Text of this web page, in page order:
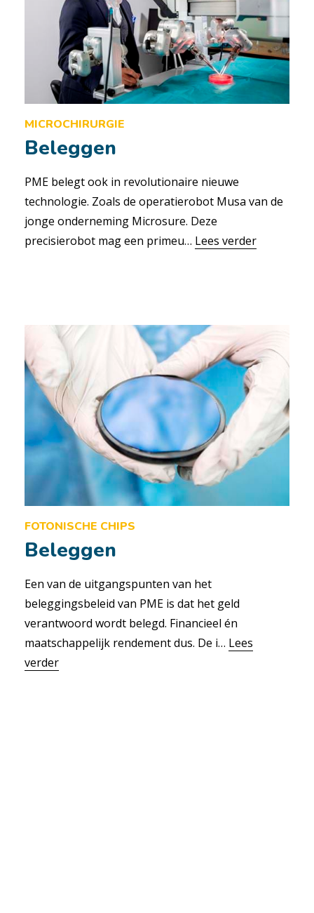
MICROCHIRURGIE
Beleggen
PME belegt ook in revolutionaire nieuwe
technologie. Zoals de operatierobot Musa van de
jonge onderneming Microsure. Deze
precisierobot mag een primeu… Lees verder
FOTONISCHE CHIPS
Beleggen
Een van de uitgangspunten van het
beleggingsbeleid van PME is dat het geld
verantwoord wordt belegd. Financieel én
maatschappelijk rendement dus. De i… Lees
verder